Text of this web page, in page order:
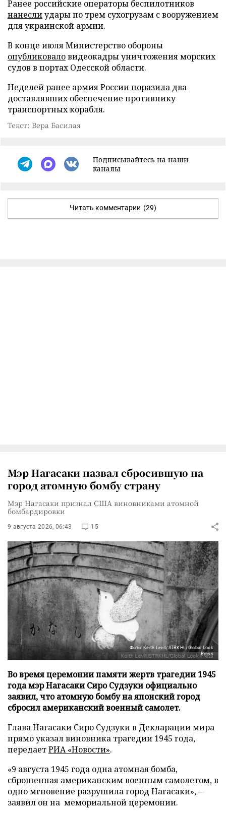
Ранее российские операторы беспилотников
нанеслиудары по трем сухогрузам с вооружением
для украинской армии.
В конце июля Министерство обороны
опубликоваловидеокадры уничтожения морских
судов в портах Одесской области.
Неделей ранее армия Россиипоразила два
доставлявших обеспечение противнику
транспортных корабля.
Текст: Вера Басилая
Подписывайтесь на наши
каналы
Читать комментарии (29)
Мэр Нагасаки назвал сбросившую на
город атомную бомбу страну
Мэр Нагасаки признал США виновниками атомной
бомбардировки
9 августа 2026, 06:43 15
Фото: Keith Levit/STRKHL/Global Look
Press
Во время церемонии памяти жертв трагедии 1945
года мэр Нагасаки Сиро Судзуки официально
заявил, что атомную бомбу на японский город
сбросил американский военный самолет.
Глава Нагасаки Сиро Судзуки в Декларации мира
прямо указал виновника трагедии 1945 года,
передаетРИА «Новости».
«9 августа 1945 года одна атомная бомба,
сброшенная американским военным самолетом, в
одно мгновение разрушила город Нагасаки», –
заявил он на мемориальной церемонии.